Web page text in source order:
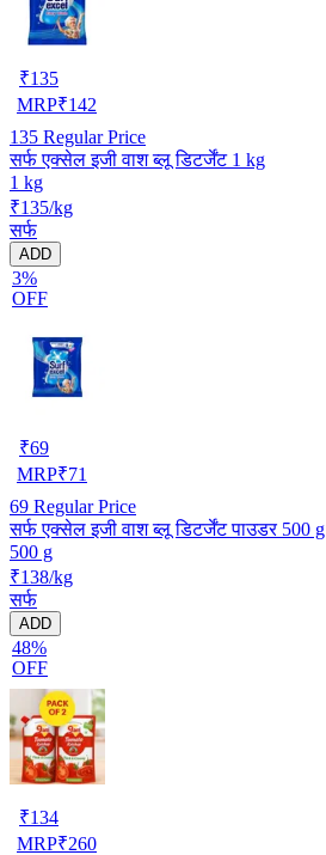
₹135
MRP₹142
135 Regular Price
सर्फ एक्सेल इजी वाश ब्लू डिटर्जेंट 1 kg
1 kg
₹135/kg
सर्फ
ADD
3%
OFF
₹69
MRP₹71
69 Regular Price
सर्फ एक्सेल इजी वाश ब्लू डिटर्जेंट पाउडर 500 g
500 g
₹138/kg
सर्फ
ADD
48%
OFF
₹134
MRP₹260